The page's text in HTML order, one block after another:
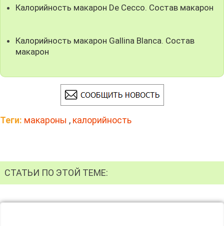
Калорийность макарон De Cecco. Состав макарон
Калорийность макарон Gallina Blanca. Состав
макарон
Теги: макароны , калорийность
СТАТЬИ ПО ЭТОЙ ТЕМЕ: